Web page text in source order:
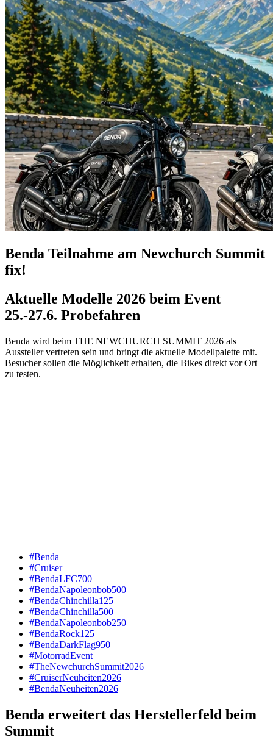
Benda Teilnahme am Newchurch Summit
fix!
Aktuelle Modelle 2026 beim Event
25.-27.6. Probefahren
Benda wird beim THE NEWCHURCH SUMMIT 2026 als
Aussteller vertreten sein und bringt die aktuelle Modellpalette mit.
Besucher sollen die Möglichkeit erhalten, die Bikes direkt vor Ort
zu testen.
#Benda
#Cruiser
#BendaLFC700
#BendaNapoleonbob500
#BendaChinchilla125
#BendaChinchilla500
#BendaNapoleonbob250
#BendaRock125
#BendaDarkFlag950
#MotorradEvent
#TheNewchurchSummit2026
#CruiserNeuheiten2026
#BendaNeuheiten2026
Benda erweitert das Herstellerfeld beim
Summit